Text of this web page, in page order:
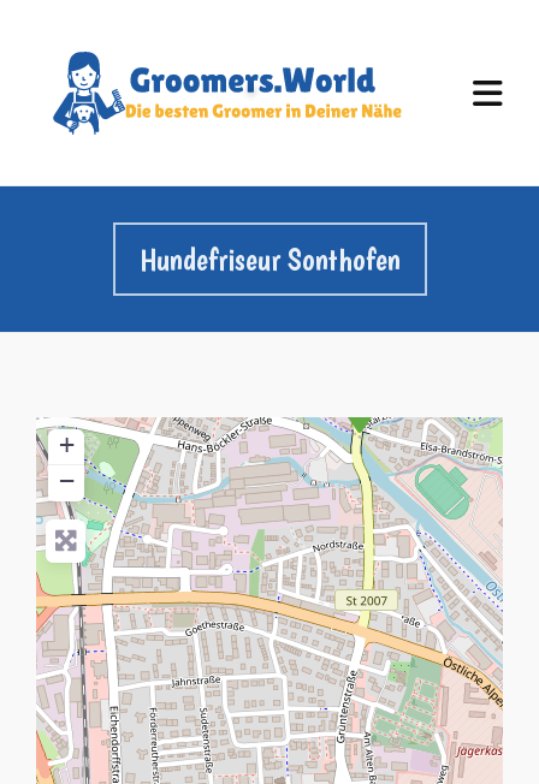
Hundefriseur Sonthofen
+
−